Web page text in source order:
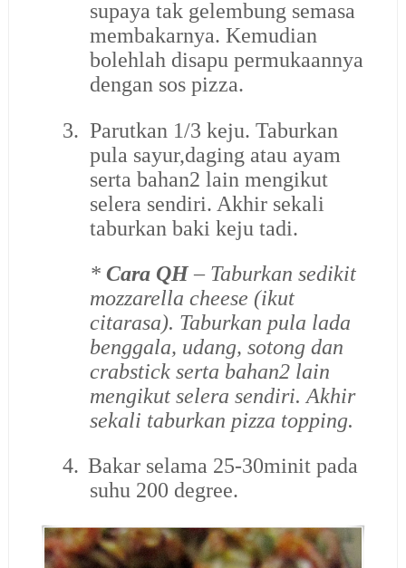
supaya tak gelembung semasa
membakarnya. Kemudian
bolehlah disapu permukaannya
dengan sos pizza.
3. Parutkan 1/3 keju. Taburkan
pula sayur,daging atau ayam
serta bahan2 lain mengikut
selera sendiri. Akhir sekali
taburkan baki keju tadi.
* Cara QH– Taburkan sedikit
mozzarella cheese (ikut
citarasa). Taburkan pula lada
benggala, udang, sotong dan
crabstick serta bahan2 lain
mengikut selera sendiri. Akhir
sekali taburkan pizza topping.
4. Bakar selama 25-30minit pada
suhu 200 degree.